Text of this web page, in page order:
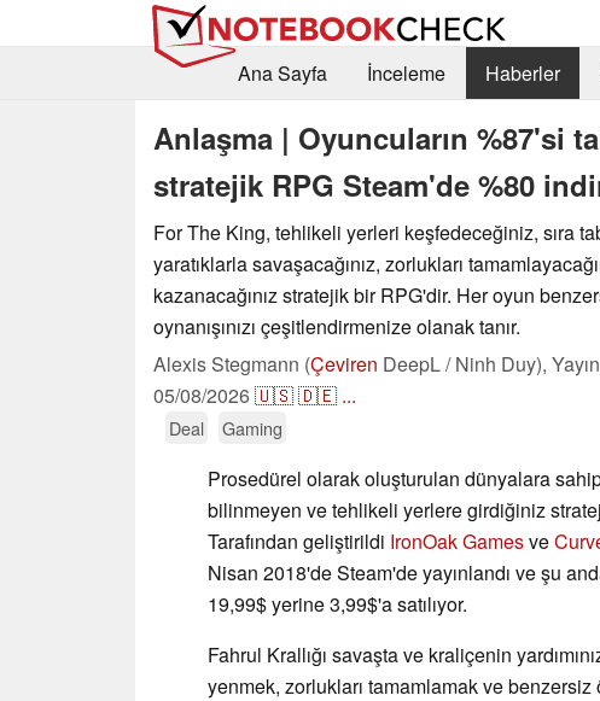
Ana Sayfa
İnceleme Haberler
Anlaşma | Oyuncuların %87'si
stratejik RPG Steam'de %80
For The King, tehlikeli yerleri keşfedeceğiniz, sıra
yaratıklarla savaşacağınız, zorlukları
kazanacağınız stratejik bir RPG'dir. Her oyun
oynanışınızı çeşitlendirmenize olanak tanır.
Alexis Stegmann (Çeviren DeepL / Ninh Duy),
05/08/2026🇺🇸🇩🇪 ...
Deal Gaming
Prosedürel olarak oluşturulan dünyalara
bilinmeyen ve tehlikeli yerlere girdiğiniz
Tarafından geliştirildi IronOak Gamesve
Nisan 2018'de Steam'de yayınlandı ve şu
19,99$ yerine 3,99$'a satılıyor.
Fahrul Krallığı savaşta ve kraliçenin
yenmek, zorlukları tamamlamak ve